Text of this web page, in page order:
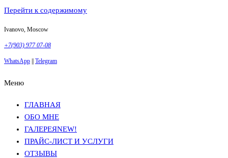
Перейти к содержимому
Ivanovo, Moscow
+7(903) 977 07-08
WhatsApp Telegram
Меню
ГЛАВНАЯ
ОБО МНЕ
ГАЛЕРЕЯNEW!
ПРАЙС-ЛИСТ И УСЛУГИ
ОТЗЫВЫ